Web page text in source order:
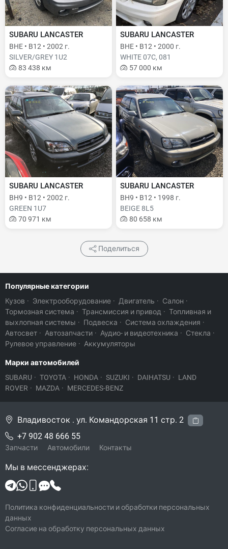
SUBARU LANCASTER
BHE • B12 • 2002 г.
SILVER/GREY 1U2
83 438 км
SUBARU LANCASTER
BHE • B12 • 2000 г.
WHITE 07C, 081
57 000 км
SUBARU LANCASTER
BH9 • B12 • 2002 г.
GREEN 1U7
70 971 км
SUBARU LANCASTER
BH9 • B12 • 1998 г.
BEIGE 8L5
80 658 км
Поделиться
Популярные категории
Кузов · Электрооборудование · Двигатель · Салон ·
Тормозная система · Трансмиссия и привод · Топливная и
выхлопная системы · Подвеска · Система охлаждения ·
Автосвет · Автозапчасти · Аудио- и видеотехника · Стекла ·
Рулевое управление · Аккумуляторы
Марки автомобилей
SUBARU · TOYOTA · HONDA · SUZUKI · DAIHATSU · LAND
ROVER · MAZDA · MERCEDES-BENZ
Владивосток . ул. Командорская 11 стр. 2
+7 902 48 666 55
Запчасти Автомобили Контакты
Мы в мессенджерах:
Политика конфиденциальности и обработки персональных
данных
Согласие на обработку персональных данных